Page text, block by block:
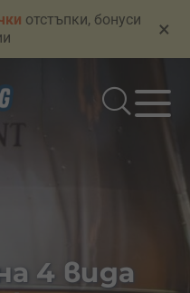
отстъпки, бонуси
×
4 вида